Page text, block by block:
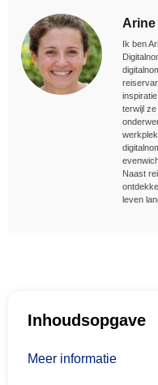
Arine
Ik ben
terwijl
Naast
leven
Inhoudsopgave
Meer informatie